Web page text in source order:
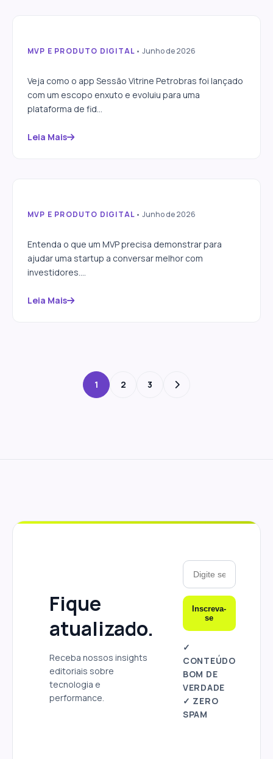
Case Sessão Vitrine: do app ao
MVP E PRODUTO DIGITAL • Junho de 2026
Veja como o app Sessão Vitrine Petrobras foi lançado
com um escopo enxuto e evoluiu para uma
plataforma de fid...
Leia Mais
MVP para captar investimento:
MVP E PRODUTO DIGITAL • Junho de 2026
Entenda o que um MVP precisa demonstrar para
ajudar uma startup a conversar melhor com
investidores....
Leia Mais
1 2 3
Fique
atualizado.
Receba nossos insights
editoriais sobre
tecnologia e
performance.
Inscreva-
se
✓
CONTEÚDO
BOM DE
VERDADE
✓ ZERO
SPAM